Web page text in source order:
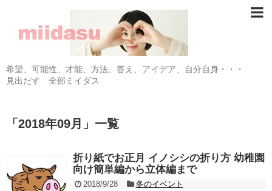
希望、可能性、才能、方法、答え、アイデア、自分自身・・・
見出だす 全部ミイダス
「 2018年09月 」 一覧
折り紙でお正月 イノシシの折り方 幼稚園
向け簡単編から立体編まで
2018/9/28
冬のイベント